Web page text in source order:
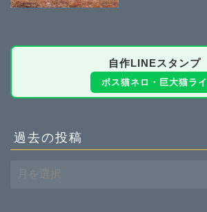
自作LINEスタンプ
ボス猫ネロ・巨大猫ライ
過去の投稿
去